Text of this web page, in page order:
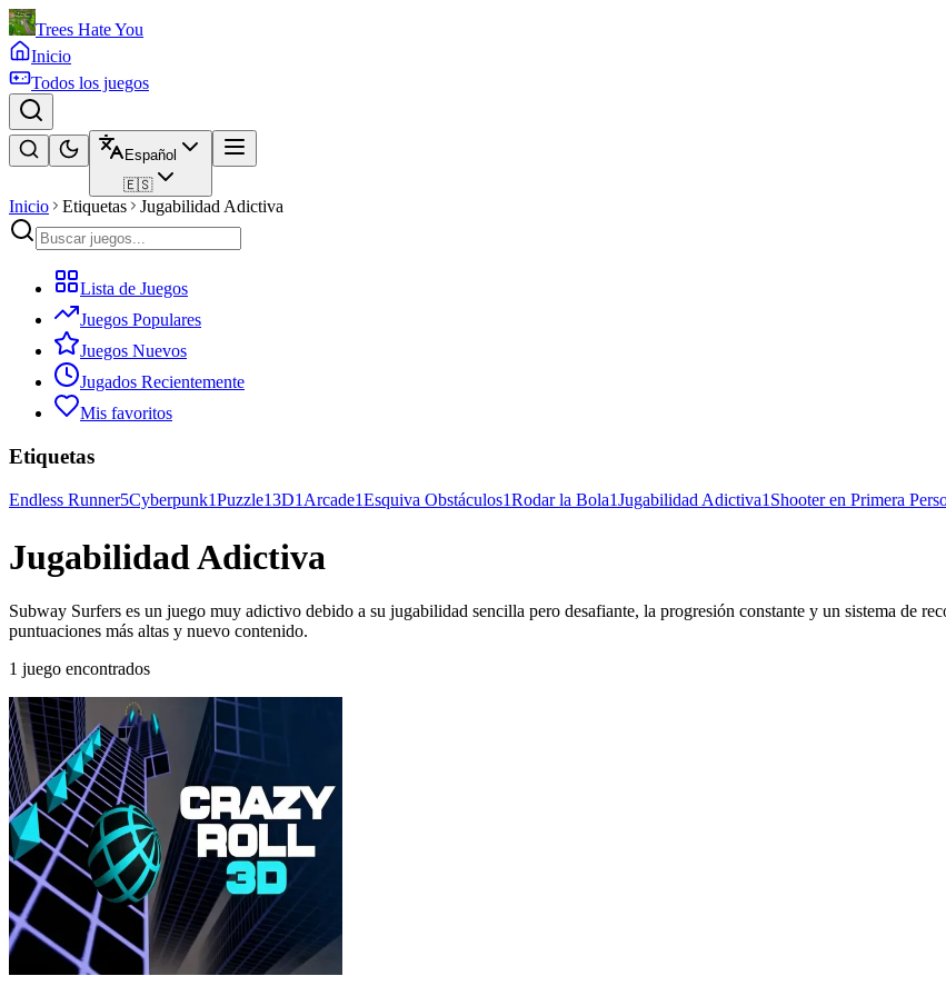
Trees Hate You
Inicio
Todos los juegos
Español
🇪🇸
Inicio Etiquetas Jugabilidad Adictiva
Lista de Juegos
Juegos Populares
Juegos Nuevos
Jugados Recientemente
Mis favoritos
Etiquetas
Endless Runner5Cyberpunk1Puzzle13D1Arcade1Esquiva Obstáculos1Rodar la Bola1Jugabilidad Adictiva1Shooter en Primera
Jugabilidad Adictiva
Subway Surfers es un juego muy adictivo debido a su jugabilidad sencilla pero desafiante, la progresión constante y un sistema de
puntuaciones más altas y nuevo contenido.
1 juego encontrados